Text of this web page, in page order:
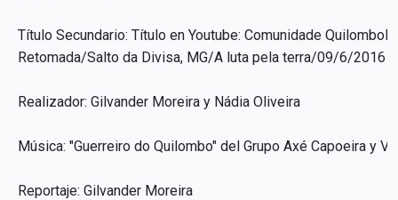
Título Secundario: Título en Youtube: Comunidade
Retomada/Salto da Divisa, MG/A luta pela terra/09/6/2016
Realizador: Gilvander Moreira y Nádia Oliveira
Música: "Guerreiro do Quilombo" del Grupo Axé Capoeira y
Reportaje: Gilvander Moreira